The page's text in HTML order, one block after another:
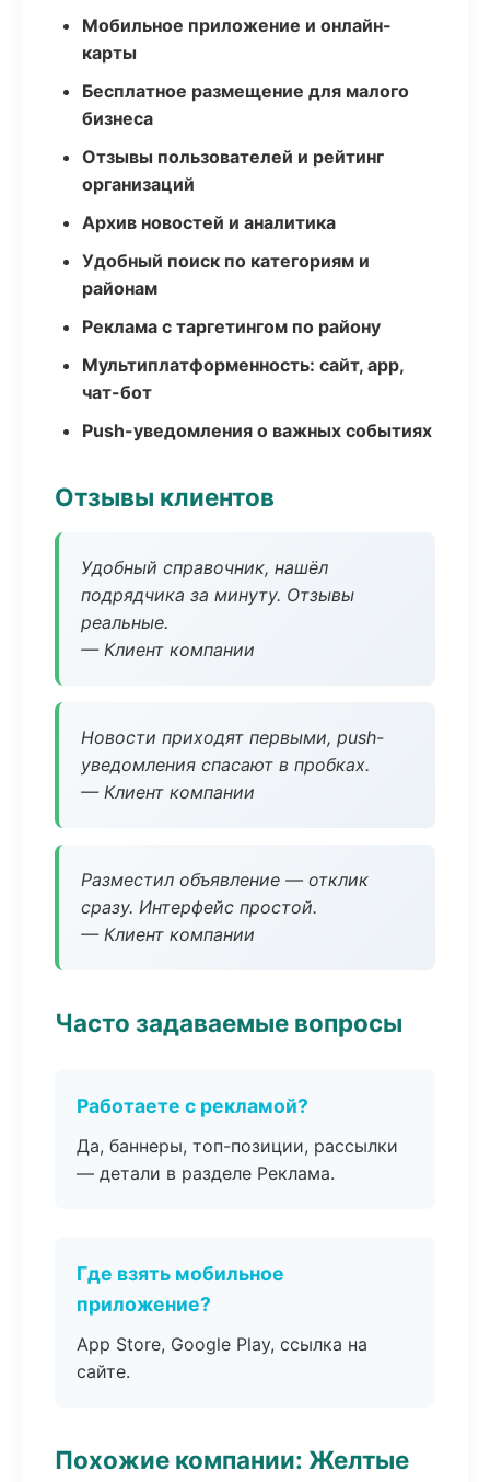
Мобильное приложение и онлайн-
карты
Бесплатное размещение для малого
бизнеса
Отзывы пользователей и рейтинг
организаций
Архив новостей и аналитика
Удобный поиск по категориям и
районам
Реклама с таргетингом по району
Мультиплатформенность: сайт, app,
чат-бот
Push-уведомления о важных событиях
Отзывы клиентов
Удобный справочник, нашёл
подрядчика за минуту. Отзывы
реальные.
— Клиент компании
Новости приходят первыми, push-
уведомления спасают в пробках.
— Клиент компании
Разместил объявление — отклик
сразу. Интерфейс простой.
— Клиент компании
Часто задаваемые вопросы
Работаете с рекламой?
Да, баннеры, топ-позиции, рассылки
— детали в разделе Реклама.
Где взять мобильное
приложение?
App Store, Google Play, ссылка на
сайте.
Похожие компании: Желтые